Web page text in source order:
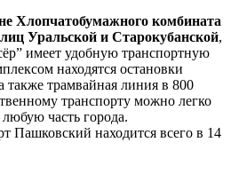
Хлопчатобумажного комбината
Уральской и Старокубанской,
имеет удобную транспортную
находятся остановки
также трамвайная линия в 800
транспорту можно легко
любую часть города.
Пашковский находится всего в 14